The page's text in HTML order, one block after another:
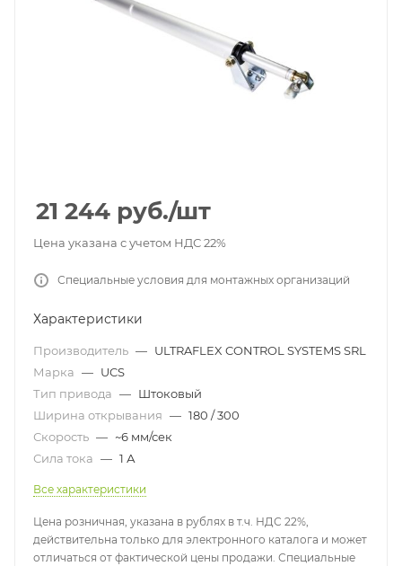
21 244 руб./шт
Цена указана с учетом НДС 22%
Специальные условия для монтажных организаций
Характеристики
Производитель — ULTRAFLEX CONTROL SYSTEMS SRL
Марка — UCS
Тип привода — Штоковый
Ширина открывания — 180 / 300
Скорость — ~6 мм/сек
Сила тока — 1 А
Все характеристики
Цена розничная, указана в рублях в т.ч. НДС 22%,
действительна только для электронного каталога и может
отличаться от фактической цены продажи. Специальные